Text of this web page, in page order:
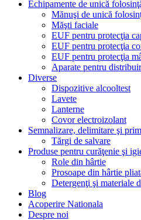
Echipamente de unică
Mănuşi de unică
Măşti faciale
EUF pentru protecţia
EUF pentru protecţia
EUF pentru protecţia
Aparate pentru
Diverse
Dispozitive alcooltest
Lavete
Lanterne
Covor electroizolant
Semnalizare, delimitare şi
Tărgi de salvare
Produse pentru curăţenie şi
Role din hârtie
Prosoape din hârtie
Detergenţi şi materiale
Blog
Acoperire Nationala
Despre noi